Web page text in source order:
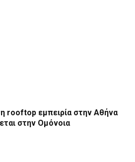
rooftop εμπειρία στην Αθήνα
στην Ομόνοια